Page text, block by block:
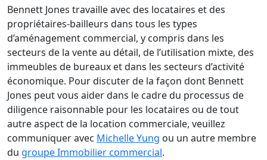
Bennett Jones travaille avec des locataires et des
propriétaires-bailleurs dans tous les types
d’aménagement commercial, y compris dans les
secteurs de la vente au détail, de l’utilisation mixte, des
immeubles de bureaux et dans les secteurs d’activité
économique. Pour discuter de la façon dont Bennett
Jones peut vous aider dans le cadre du processus de
diligence raisonnable pour les locataires ou de tout
autre aspect de la location commerciale, veuillez
communiquer avec Michelle Yung ou un autre membre
du groupe Immobilier commercial.